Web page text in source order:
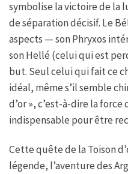
symbolise la victoire de la
de séparation décisif. Le
aspects — son Phryxos
son Hellé (celui qui est
but. Seul celui qui fait ce
idéal, même s’il semble
d’or », c’est-à-dire la force
indispensable pour être
Cette quête de la Toison
légende, l’aventure des